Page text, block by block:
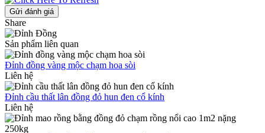
Gửi đánh giá
Share
Sản phẩm liên quan
Đỉnh đồng vàng mộc chạm hoa sòi
Liên hệ
Đỉnh cầu thất lân đồng đỏ hun đen cổ kính
Liên hệ